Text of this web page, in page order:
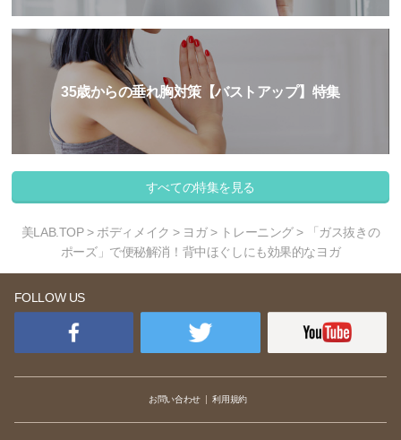
35歳からの垂れ胸対策【バストアップ】特集
すべての特集を見る
美LAB.TOP> ボディメイク > ヨガ> トレーニング> 「ガス抜きの
ポーズ」で便秘解消！背中ほぐしにも効果的なヨガ
FOLLOW US
お問い合わせ 利用規約